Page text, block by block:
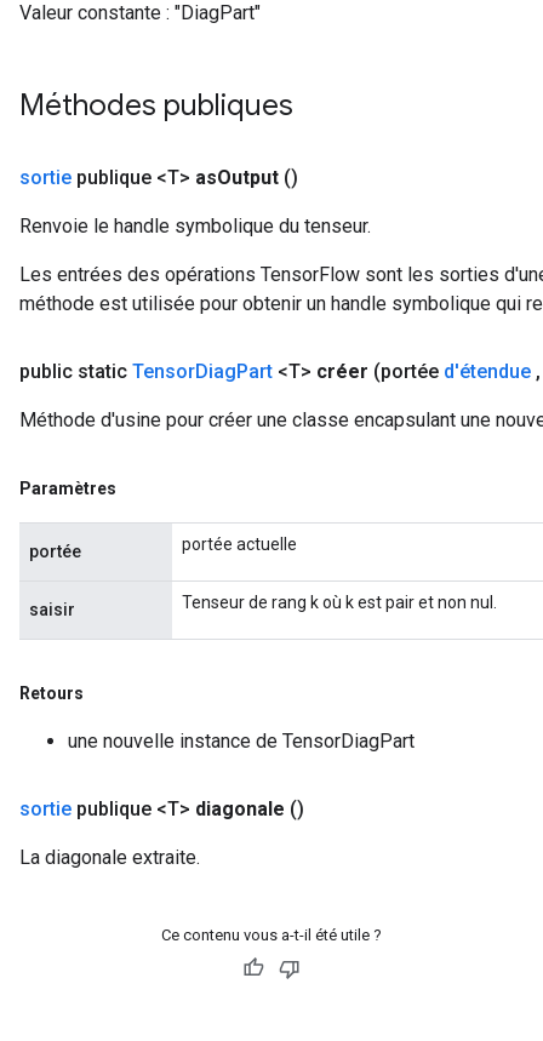
Valeur constante : "DiagPart"
Méthodes publiques
sortie publique <T> asOutput ()
Renvoie le handle symbolique du tenseur.
Les entrées des opérations TensorFlow sont les sorties
méthode est utilisée pour obtenir un handle symbolique qui
public static TensorDiagPart <T> créer (portée d'étendue ,
Méthode d'usine pour créer une classe encapsulant une
Paramètres
portée portée actuelle
saisir Tenseur de rang k où k est pair et non nul.
Retours
une nouvelle instance de TensorDiagPart
sortie publique <T> diagonale ()
La diagonale extraite.
Ce contenu vous a-t-il été utile ?